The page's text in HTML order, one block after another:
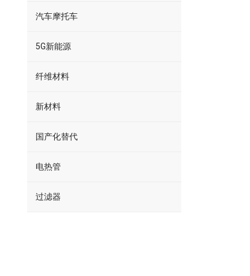
汽车摩托车
5G新能源
纤维材料
新材料
国产化替代
电热管
过滤器